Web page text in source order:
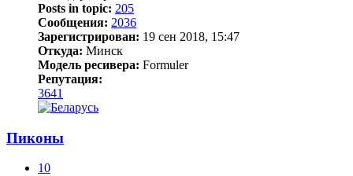
Posts in topic: 205
Сообщения: 2036
Зарегистрирован: 19 сен 2018, 15:47
Откуда: Минск
Модель ресивера: Formuler
Репутация:
3641
Пиконы
10